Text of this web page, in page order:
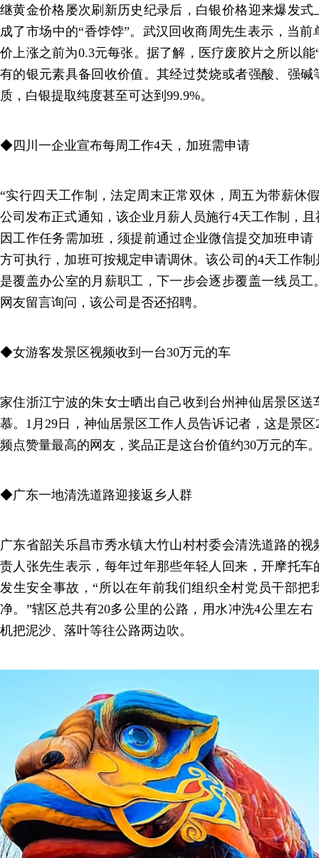
继黄金价格屡次刷新历史纪录后，白银价格迎来爆发
成了市场中的“香饽饽”。武汉回收商周先生表示，当前
价上涨之前为0.3元每张。据了解，医疗废胶片之所以
有的银元素具备回收价值。其经过焚烧或者强酸、强
质，白银提取纯度甚至可达到99.9%。
◆四川一企业宣布每周工作4天，加班需申请
“实行四天工作制，法定周末正常双休，周五为带薪休
公司发布正式通知，该企业月薪人员施行4天工作制，
因工作任务需加班，须提前通过企业微信提交加班申
方可执行，加班可按规定申请调休。该公司的4天工作
是覆盖办公室的月薪职工，下一步会逐步覆盖一线员
网友留言询问，该公司是否还招聘。
◆女游客发景区视频收到一台30万元的车
家住浙江宁波的朱女士晒出自己收到台州神仙居景区
慕。1月29日，神仙居景区工作人员告诉记者，这是景
频点赞量最高的网友，奖品正是这台价值约30万元的车
◆广东一地清洗道路迎接返乡人群
广东省韶关乐昌市秀水镇大竹山村村委会清洗道路的
责人张先生表示，每年过年那些年轻人回来，开摩托
发生安全事故，“所以在年前我们组织全村党员干部把
净。”辖区总共有20多公里的公路，用水冲洗4公里左
机把泥沙、落叶等往公路两边吹。